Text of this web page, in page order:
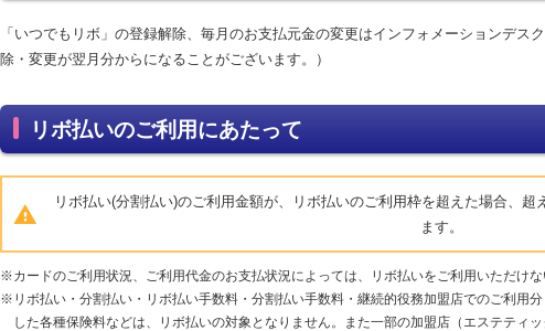
「いつでもリボ」の登録解除、毎月のお支払元金の変更はインフォメーションデス
除・変更が翌月分からになることがございます。）
リボ払いのご利用にあたって
リボ払い(分割払い)のご利用金額が、リボ払いのご利用枠を超えた場合、
ます。
※カードのご利用状況、ご利用代金のお支払状況によっては、リボ払いをご利用いただけ
※リボ払い・分割払い・リボ払い手数料・分割払い手数料・継続的役務加盟店でのご利用
した各種保険料などは、リボ払いの対象となりません。また一部の加盟店（エステティ